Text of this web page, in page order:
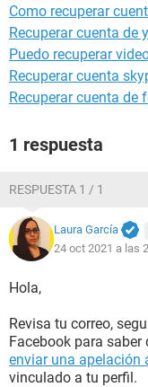
Como recuperar
Recuperar cuenta de
Puedo recuperar
Recuperar cuenta
Recuperar cuenta de
1 respuesta
RESPUESTA 1 / 1
Laura García
24 oct 2021 a las
Hola,
Revisa tu correo,
Facebook para saber
enviar una apelación
vinculado a tu perfil.